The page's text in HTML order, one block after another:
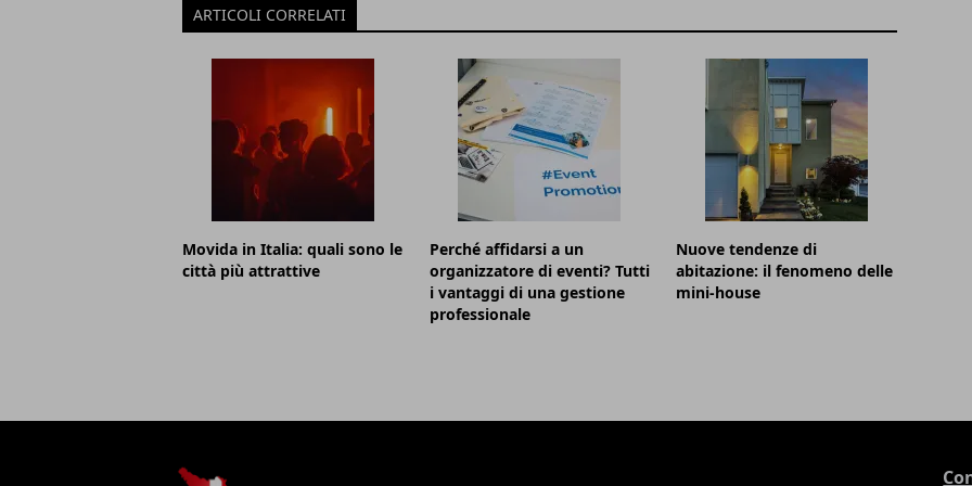
ARTICOLI CORRELATI
Movida in Italia: quali sono le
città più attrattive
Perché affidarsi a un
organizzatore di eventi? Tutti
i vantaggi di una gestione
professionale
Nuove tendenze di
abitazione: il fenomeno delle
mini-house